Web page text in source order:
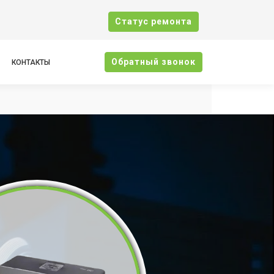
Cтатус ремонта
КОНТАКТЫ Oбратный звонок